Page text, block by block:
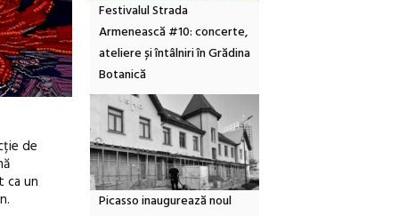
de
ca un
Festivalul Strada
Armenească #10: concerte,
ateliere și întâlniri în Grădina
Botanică
Picasso inaugurează noul